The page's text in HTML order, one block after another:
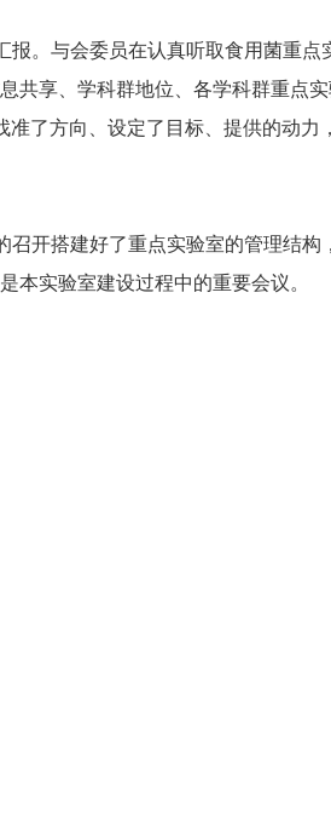
。与会委员在认真听取食用菌重点
共享、学科群地位、各学科群重点
了方向、设定了目标、提供的动力
开搭建好了重点实验室的管理结构
本实验室建设过程中的重要会议。